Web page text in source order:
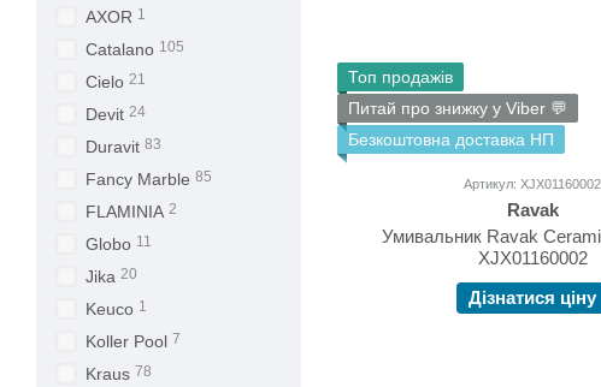
Топ продажів
Питай про знижку у Viber 💬
Безкоштовна доставка НП
Артикул: XJX01160002
Ravak
Умивальник Ravak
XJX01160002
Дізнатися ціну
AXOR 1
Catalano 105
Cielo 21
Devit 24
Duravit 83
Fancy Marble 85
FLAMINIA 2
Globo 11
Jika 20
Keuco 1
Koller Pool 7
Kraus 78